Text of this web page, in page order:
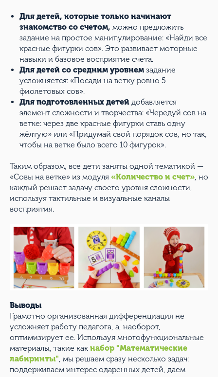
Для детей, которые только начинают
знакомство со счетом, можно предложить
задание на простое манипулирование: «Найди все
красные фигурки сов». Это развивает моторные
навыки и базовое восприятие счета.
Для детей со средним уровнем задание
усложняется: «Посади на ветку ровно 5
фиолетовых сов».
Для подготовленных детей добавляется
элемент сложности и творчества: «Чередуй сов на
ветке: через две красные фигурки ставь одну
жёлтую» или «Придумай свой порядок сов, но так,
чтобы на ветке было всего 10 фигурок».
Таким образом, все дети заняты одной тематикой —
«Совы на ветке» из модуля «Количество и счет» , но
каждый решает задачу своего уровня сложности,
используя тактильные и визуальные каналы
восприятия.
Выводы
Грамотно организованная дифференциация не
усложняет работу педагога, а, наоборот,
оптимизирует ее. Используя многофункциональные
материалы, такие как набор "Математические
лабиринты" , мы решаем сразу несколько задач:
поддерживаем интерес одаренных детей, даем